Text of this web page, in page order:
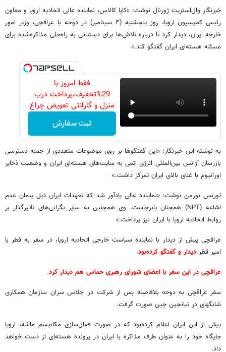
خبرنگار وال‌استریت ژورنال نوشت: «کایا کالاس، نماینده عالی اتحادیه اروپا و معاون
رئیس کمیسیون اروپا، روز پنجشنبه (۴ سپتامبر) در دوحه با عراقچی، وزیر امور
خارجه ایران، دیدار کرد تا درباره تلاش‌ها برای دستیابی به راه‌حلی مذاکره‌شده برای
مسئله هسته‌ای ایران گفتگو کند.»
فقط امروز با
29%تخفیف،پرداخت درب
منزل و گارانتی تعویض چراغ
ثبت سفارش
به نوشته این خبرنگار: «این گفتگوها بر روی موضوعات متعددی از جمله دسترسی
بازرسان آژانس بین‌المللی انرژی اتمی به سایت‌های هسته‌ای ایران و وضعیت ذخایر
اورانیوم با غنای بالای ایران تمرکز داشت.»
لورنس نورمن نوشت: «نماینده عالی یادآور شد که تعهدات ایران ذیل پیمان عدم
اشاعه (NPT) همچنان پابرجاست. وی همچنین به سایر نگرانی‌های تأثیرگذار بر
روابط اتحادیه اروپا با ایران نیز پرداخت.»
عراقچی پیش از دیدار با نماینده سیاست خارجی اتحادیه اروپا، در سفر به قطر با
امیر قطر دیدار و گفتگو کرده‌بود.
عراقچی در این سفر با اعضای شورای رهبری حماس هم دیدار کرد.
سفر عراقچی به دوحه بلافاصله پس از شرکت در اجلاس سران سازمان همکاری
شانگهای در تیانجین چین صورت گرفت.
پیش از این ایران اعلام کرده‌بود که در صورت فعال‌سازی مکانیسم ماشه، اروپا
جایگاه خود را به عنوان طرف مذاکره با ایران در پرونده هسته‌ای از دست خواهد
داد.